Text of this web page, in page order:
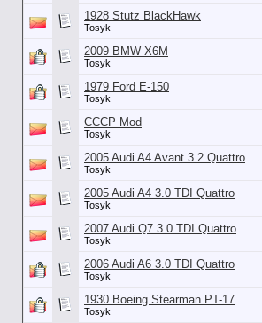
1928 Stutz BlackHawk
Tosyk
2009 BMW X6M
Tosyk
1979 Ford E-150
Tosyk
СССР Mod
Tosyk
2005 Audi A4 Avant 3.2 Quattro
Tosyk
2005 Audi A4 3.0 TDI Quattro
Tosyk
2007 Audi Q7 3.0 TDI Quattro
Tosyk
2006 Audi A6 3.0 TDI Quattro
Tosyk
1930 Boeing Stearman PT-17
Tosyk